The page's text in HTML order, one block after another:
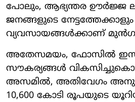
പോലും, ആഭ്യന്തര ഊർജ്ജ
ജനങ്ങളുടെ നേട്ടത്തേക്കാളും
വ്യവസായങ്ങൾക്കാണ്
അതേസമയം, ഫോസിൽ
സൗകര്യങ്ങൾ
അസമിൽ, അതിവേഗം
10,600 കോടി രൂപയുടെ യൂറിയ